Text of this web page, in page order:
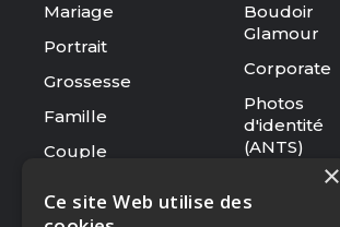
Mariage
Portrait
Grossesse
Famille
Couple
Boudoir
Glamour
Corporate
Photos
d'identité
(ANTS)
Ce site Web utilise des
×